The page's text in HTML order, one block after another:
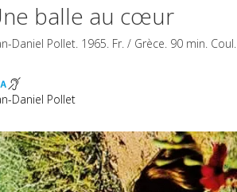
balle au cœur
Daniel Pollet. 1965. Fr. / Grèce. 90 min. Coul.
Daniel Pollet